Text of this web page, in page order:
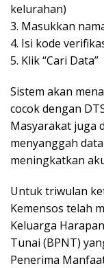
kelurahan)
3. Masukkan
4. Isi kode
5. Klik “Cari Data”
Sistem akan
cocok dengan
Masyarakat juga
menyanggah
meningkatkan
Untuk triwulan
Kemensos telah
Keluarga
Tunai (BPNT)
Penerima